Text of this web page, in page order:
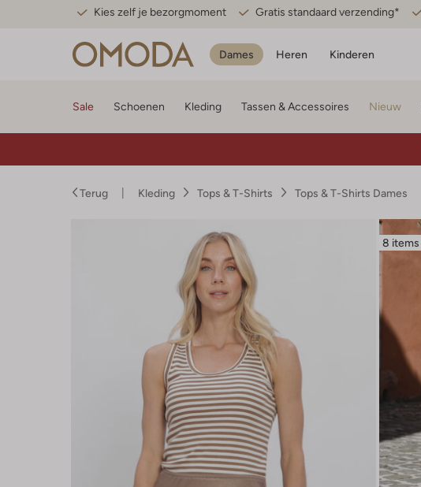
Kies zelf je bezorgmoment Gratis standaard verzending*
Dames Heren Kinderen
Sale Schoenen Kleding Tassen & Accessoires Nieuw
Terug Kleding Tops & T-Shirts Tops & T-Shirts Dames
8 items